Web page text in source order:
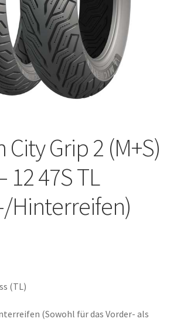
Grip 2 (M+S)
12 47S TL
Hinterreifen)
(TL)
(Sowohl für das Vorder- als